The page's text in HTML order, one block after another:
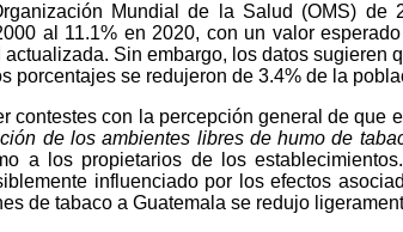
Mundial de la Salud (OMS)
al 11.1% en 2020, con un valor
Sin embargo, los datos
porcentajes se redujeron de 3.4% de la
contestes con la percepción general de
de los ambientes libres de humo de
a los propietarios de los
influenciado por los efectos
de tabaco a Guatemala se redujo